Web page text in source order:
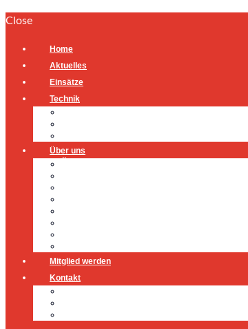
Close
Home
Aktuelles
Einsätze
Technik
Über uns
Mitglied werden
Kontakt